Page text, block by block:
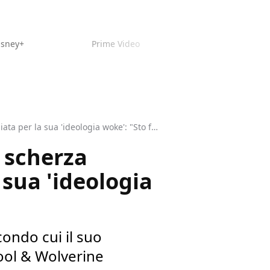
Prime Video
Deadpool & Wolverine, Tatiana Maslany scherza dicendo di essere stata licenziata per la sua 'ideologia woke': "Sto facendo causa alla Disney"
'ideologia
cui il suo
& Wolverine